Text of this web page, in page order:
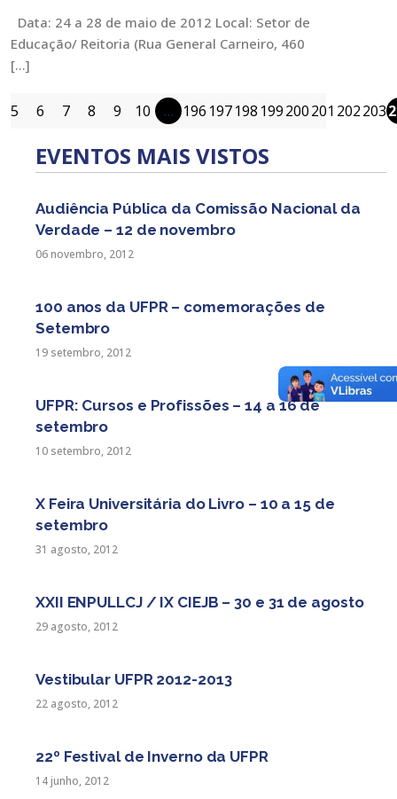
Data: 24 a 28 de maio de 2012 Local: Setor de
Educação/ Reitoria (Rua General Carneiro, 460
[…]
5 6 7 8 9 10 … 196 197 198 199200201 202203
EVENTOS MAIS VISTOS
Audiência Pública da Comissão Nacional da
Verdade – 12 de novembro
06 novembro, 2012
100 anos da UFPR – comemorações de
Setembro
19 setembro, 2012
UFPR: Cursos e Profissões – 14 a 16 de
setembro
10 setembro, 2012
X Feira Universitária do Livro – 10 a 15 de
setembro
31 agosto, 2012
XXII ENPULLCJ / IX CIEJB – 30 e 31 de agosto
29 agosto, 2012
Vestibular UFPR 2012-2013
22 agosto, 2012
22º Festival de Inverno da UFPR
14 junho, 2012